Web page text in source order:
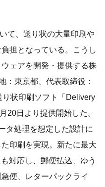
て、送り状の大量印刷や
担となっている。こうし
ェアを開発・提供する株
：東京都、代表取締役：
状印刷ソフト「Delivery
20日より提供開始した。
タ処理を想定した設計に
印刷を実現。新たに最大
対応し、郵便払込、ゆう
便、レターパックライ